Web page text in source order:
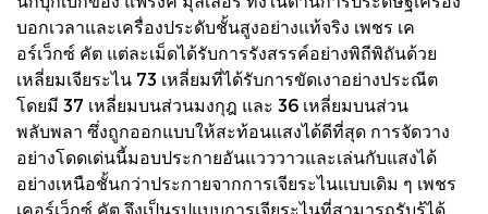
บอกเวลาและเครื่องประดับชั้นสูงอย่างแท้จริง เพชร เค
อร์เว็กซ์ คัต แต่ละเม็ดได้รับการรังสรรค์อย่างพิถีพิถันด้วย
เหลี่ยมเจียระไน 73 เหลี่ยมที่ได้รับการขัดเงาอย่างประณีต
โดยมี 37 เหลี่ยมบนส่วนมงกุฎ และ 36 เหลี่ยมบนส่วน
พลับพลา ซึ่งถูกออกแบบให้สะท้อนแสงได้ดีที่สุด การจัดวาง
อย่างโดดเด่นนี้มอบประกายอันแวววาวและเล่นกับแสงได้
อย่างเหนือชั้นกว่าประกายจากการเจียระไนแบบเดิม ๆ เพชร
เคอร์เว็กซ์ คัต จึงเป็นรูปแบบการเจียระไนที่สามารถรับรู้ได้